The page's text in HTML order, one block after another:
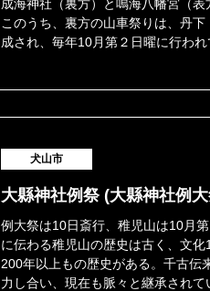
成海神社（裏方）と鳴海八幡宮（表
このうち、裏方の山車祭りは、丹
成され、毎年10月第２日曜に行われ
犬山市
大縣神社例祭 (大縣神社例
例大祭は10日斎行、稚児山は10月
に伝わる稚児山の歴史は古く、文
200年以上もの歴史がある。千古伝
力し合い、現在も脈々と継承されて